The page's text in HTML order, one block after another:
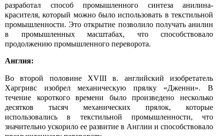
разработал способ промышленного синтеза анилина-
красителя, который можно было использовать в текстильной
промышленности. Это открытие позволило получать анилин
в промышленных масштабах, что способствовало
продолжению промышленного переворота.
Англия:
Во второй половине XVIII
в. английский изобретатель
Харгривс изобрел механическую прялку «Дженни». В
течение короткого времени было произведено несколько
десятков тысяч механических прялок, которые
использовались в текстильной промышленности, что
значительно ускорило ее развитие в Англии и способствовало